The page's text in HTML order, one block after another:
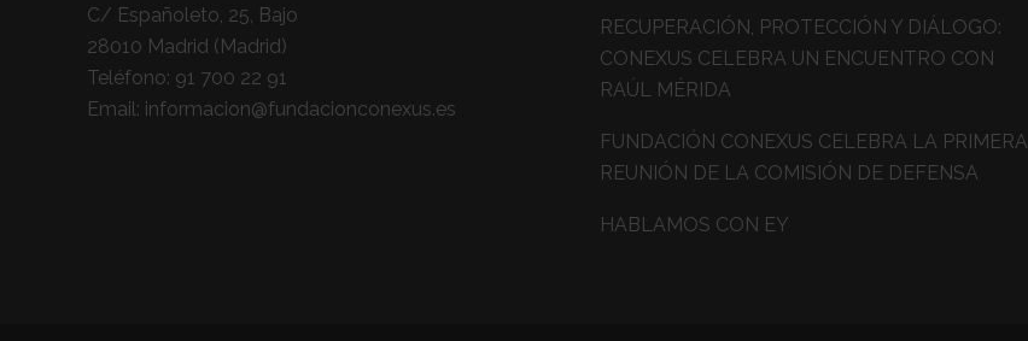
C/ Españoleto, 25, Bajo
28010 Madrid (Madrid)
Teléfono: 91 700 22 91
Email: informacion@fundacionconexus.es
RECUPERACIÓN, PROTECCIÓN Y DIÁLOGO:
CONEXUS CELEBRA UN ENCUENTRO CON
RAÚL MÉRIDA
FUNDACIÓN CONEXUS CELEBRA LA PRIMERA
REUNIÓN DE LA COMISIÓN DE DEFENSA
HABLAMOS CON EY